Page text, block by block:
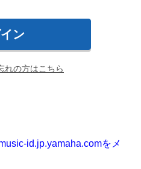
れの方はこちら
id.jp.yamaha.comをメ